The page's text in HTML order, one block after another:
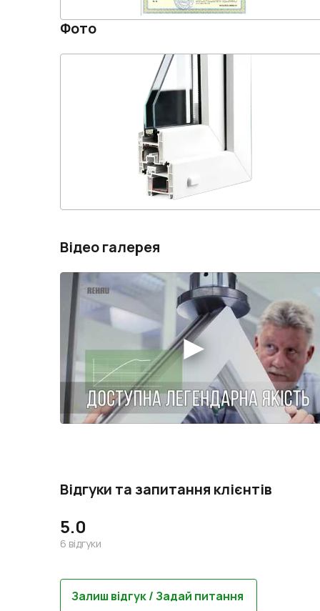
Фото
Відео галерея
Відгуки та запитання клієнтів
5.0
6 відгуки
Залиш відгук / Задай питання